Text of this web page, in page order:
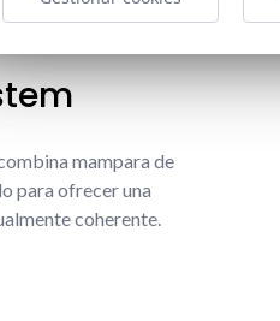
mampara de
para ofrecer una
coherente.